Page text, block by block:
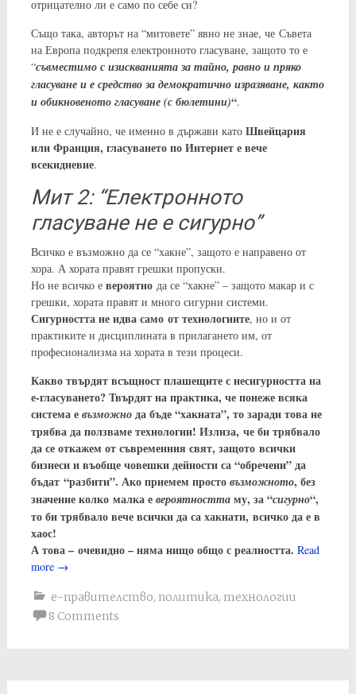
отрицателно ли е само по себе си?
Също така, авторът на “митовете” явно не знае, че Съвета
на Европа подкрепя електронното гласуване, защото то е
“съвместимо с изискванията за тайно, равно и пряко
гласуване и е средство за демократично изразяване, както
и обикновеното гласуване (с бюлетини)“.
И не е случайно, че именно в държави като Швейцария
или Франция, гласуването по Интернет е вече
всекидневие.
Мит 2: “Електронното
гласуване не е сигурно”
Всичко е възможно да се “хакне”, защото е направено от
хора. А хората правят грешки пропуски.
Но не всичко е вероятнода се “хакне” – защото макар и с
грешки, хората правят и много сигурни системи.
Сигурносттане идва само от технологиите, но и от
практиките и дисциплината в прилагането им, от
професионализма на хората в тези процеси.
Какво твърдят всъщност плашещите с несигурността на
е-гласуването? Твърдят на практика, че понеже всяка
система е възможнода бъде “хакната”, то заради това не
трябва да ползваме технологии! Излиза, че би трябвало
да се откажем от съвременния свят, защото всички
бизнеси и въобще човешки дейности са “обречени” да
бъдат “разбити”. Ако приемем просто възможното, без
значение колко малка е вероятносттаму, за “сигурно“,
то би трябвало вече всички да са хакнати, всичко да е в
хаос!
А това – очевидно – няма нищо общо с реалността. Read
more →
е-правителство, политика, технологии
8 Comments